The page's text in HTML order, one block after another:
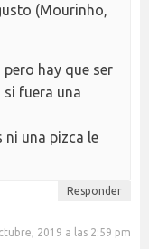
(Mourinho,
hay que ser
fuera una
ni una pizca le
Responder
2019 a las 2:59 pm